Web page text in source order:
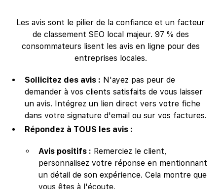
Les avis sont le pilier de la confiance et un facteur
de classement SEO local majeur. 97 % des
consommateurs lisent les avis en ligne pour des
entreprises locales.
Sollicitez des avis : N'ayez pas peur de
demander à vos clients satisfaits de vous laisser
un avis. Intégrez un lien direct vers votre fiche
dans votre signature d'email ou sur vos factures.
Répondez à TOUS les avis :
Avis positifs : Remerciez le client,
personnalisez votre réponse en mentionnant
un détail de son expérience. Cela montre que
vous êtes à l'écoute.